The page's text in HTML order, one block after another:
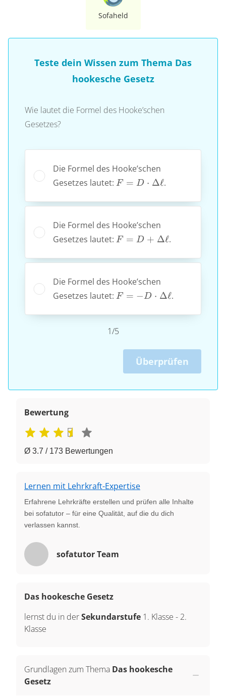
Sofaheld
Teste dein Wissen zum Thema Das
hookesche Gesetz
Wie lautet die Formel des Hooke’schen
Gesetzes?
Die Formel des Hooke’schen
Gesetzes lautet: F=D
\Delta
F = D ⋅ Δℓ.
Die Formel des Hooke’schen
Gesetzes lautet: F= D
\Delta
F = D + Δℓ.
Die Formel des Hooke’schen
Gesetzes lautet: F=-D
\Delta
\ell
F = −D ⋅ Δℓ.
1/5
Überprüfen
Bewertung
Ø 3.7 / 173 Bewertungen
Lernen mit Lehrkraft-Expertise
Erfahrene Lehrkräfte erstellen und prüfen alle Inhalte
bei sofatutor – für eine Qualität, auf die du dich
verlassen kannst.
sofatutor Team
Das hookesche Gesetz
lernst du in derSekundarstufe 1. Klasse - 2.
Klasse
Grundlagen zum Thema Das hookesche
Gesetz